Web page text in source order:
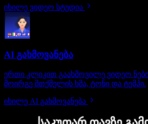
იხილე ვიდეო სტუდია
AI გახმოვანება
ერთი კლიკით გაახმოვილე ვიდეო
მოირგე მთქმელის ხმა, ტონი და ტემპი.
იხილე AI გახმოვანება